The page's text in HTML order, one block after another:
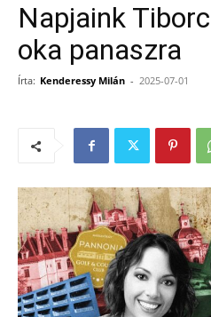
Napjaink
oka panaszra
Írta: Kenderessy Milán - 2025-07-01